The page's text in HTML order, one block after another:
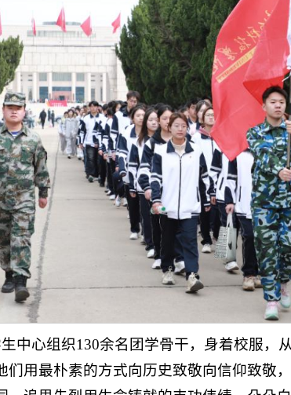
中心组织130余名团学骨干，身着校服，
们用最朴素的方式向历史致敬向信仰致敬